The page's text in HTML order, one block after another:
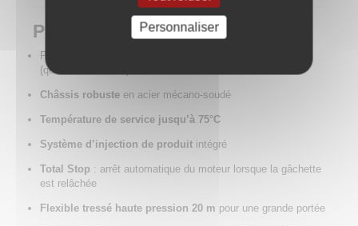
Personnaliser
Points forts
Pompe radiale à vilebrequin avec
(qualité industrielle)
Châssis robuste en acier mécano-soudé
Température de service jusqu’à 75°C
Système d’injection de produit intégré
Total Stop : arrêt automatique du moteur lorsque la gâchette
est relâchée
Flexible tressé haute pression 20 m pour une grande portée